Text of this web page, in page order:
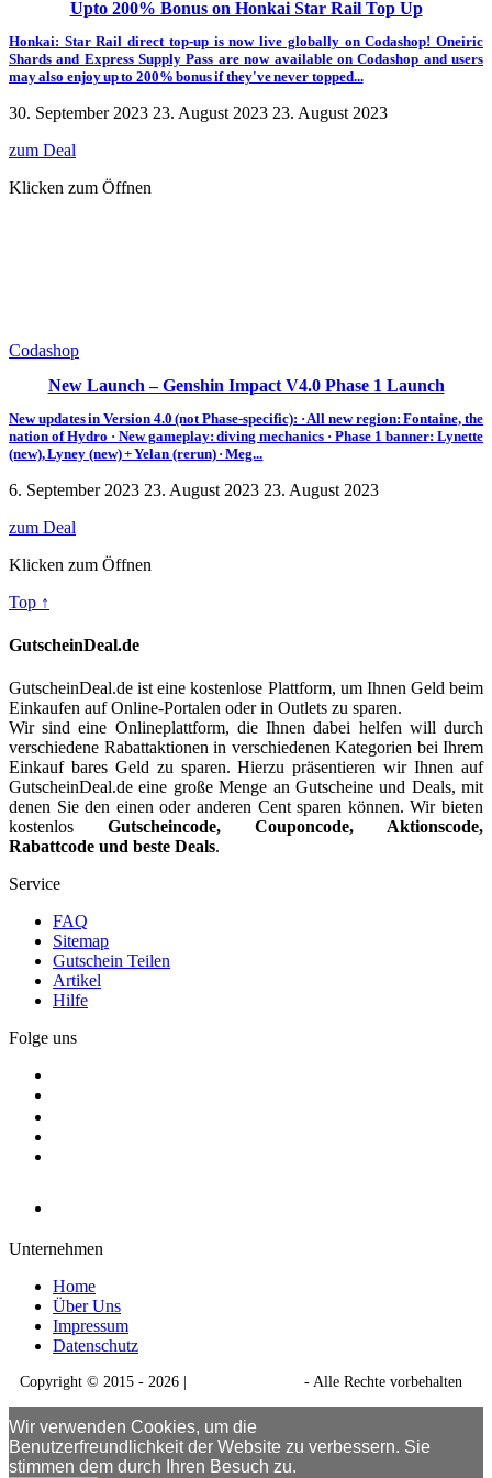
Upto 200% Bonus on Honkai Star Rail Top Up
Honkai: Star Rail direct top-up is now live globally on Codashop! Oneiric
Shards and Express Supply Pass are now available on Codashop and users
may also enjoy up to 200% bonus if they've never topped...
30. September 2023 23. August 2023 23. August 2023
zum Deal
Klicken zum Öffnen
Codashop
New Launch – Genshin Impact V4.0 Phase 1 Launch
New updates in Version 4.0 (not Phase-specific): · All new region: Fontaine, the
nation of Hydro · New gameplay: diving mechanics · Phase 1 banner: Lynette
(new), Lyney (new) + Yelan (rerun) · Meg...
6. September 2023 23. August 2023 23. August 2023
zum Deal
Klicken zum Öffnen
Top ↑
GutscheinDeal.de
GutscheinDeal.de ist eine kostenlose Plattform, um Ihnen Geld beim
Einkaufen auf Online-Portalen oder in Outlets zu sparen.
Wir sind eine Onlineplattform, die Ihnen dabei helfen will durch
verschiedene Rabattaktionen in verschiedenen Kategorien bei Ihrem
Einkauf bares Geld zu sparen. Hierzu präsentieren wir Ihnen auf
GutscheinDeal.de eine große Menge an Gutscheine und Deals, mit
denen Sie den einen oder anderen Cent sparen können. Wir bieten
kostenlos Gutscheincode, Couponcode, Aktionscode,
Rabattcode und beste Deals.
Service
FAQ
Sitemap
Gutschein Teilen
Artikel
Hilfe
Folge uns
Unternehmen
Home
Über Uns
Impressum
Datenschutz
Copyright © 2015 - 2026 | - Alle Rechte vorbehalten
Wir verwenden Cookies, um die
Benutzerfreundlichkeit der Website zu verbessern. Sie
stimmen dem durch Ihren Besuch zu.